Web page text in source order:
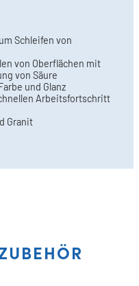
Schleifen von
von Oberflächen mit
von Säure
und Glanz
Arbeitsfortschritt
Granit